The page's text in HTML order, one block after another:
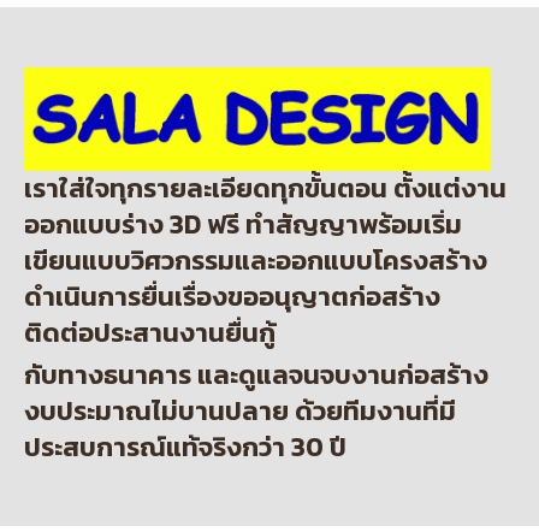
เราใส่ใจทุกรายละเอียดทุกขั้นตอน ตั้งแต่งาน
ออกแบบร่าง 3D ฟรี ทำสัญญาพร้อมเริ่ม
เขียนแบบวิศวกรรมและออกแบบโครงสร้าง
ดำเนินการยื่นเรื่องขออนุญาตก่อสร้าง
ติดต่อประสานงานยื่นกู้
กับทางธนาคาร และดูแลจนจบงานก่อสร้าง
งบประมาณไม่บานปลาย ด้วยทีมงานที่มี
ประสบการณ์แท้จริงกว่า 30 ปี